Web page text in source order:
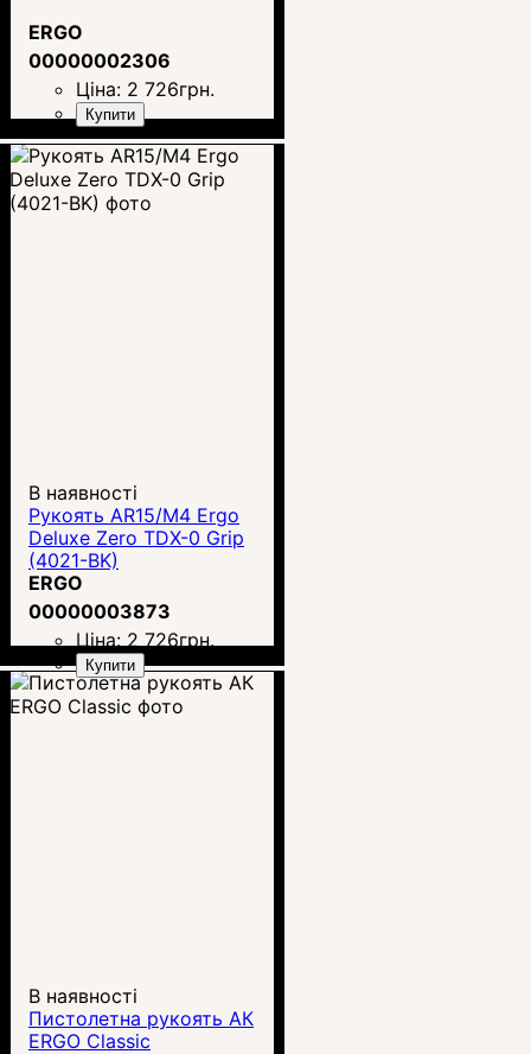
ERGO
00000002306
Ціна: 2 726грн.
Купити
В наявності
Рукоять AR15/M4 Ergo
Deluxe Zero TDX-0 Grip
(4021-BK)
ERGO
00000003873
Ціна: 2 726грн.
Купити
В наявності
Пистолетна рукоять АК
ERGO Classic